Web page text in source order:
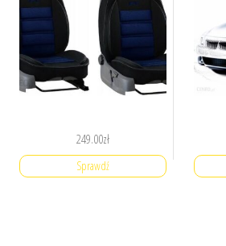
249.00zł
Sprawdź